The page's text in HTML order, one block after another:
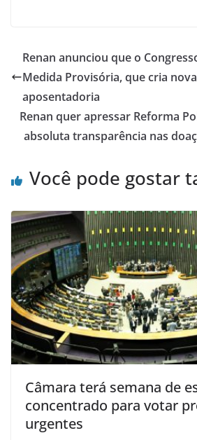
Renan anunciou que o
Medida Provisória, que cria
aposentadoria
Renan quer apressar Reforma
absoluta transparência nas
Você pode gostar
Câmara terá semana de
concentrado para votar
urgentes